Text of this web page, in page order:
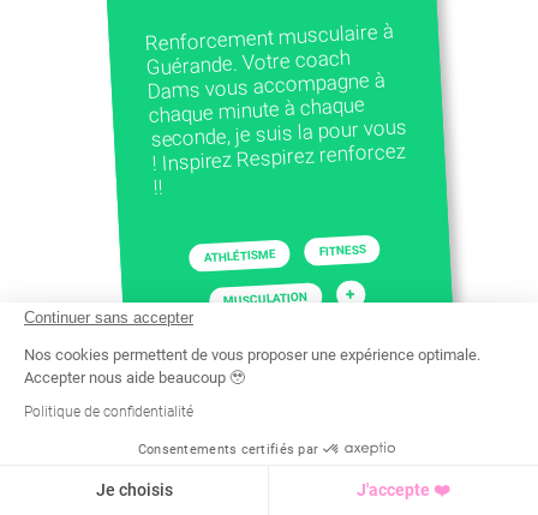
Renforcement musculaire à
Guérande. Votre coach
Dams vous accompagne à
chaque minute à chaque
seconde, je suis la pour vous
! Inspirez Respirez renforcez
!!
ATHLÉTISME FITNESS
MUSCULATION +
Continuer sans accepter
Nos cookies permettent de vous proposer une expérience optimale.
Accepter nous aide beaucoup 🥹
Politique de confidentialité
Consentements certifiés par
Je choisis J'accepte ❤️